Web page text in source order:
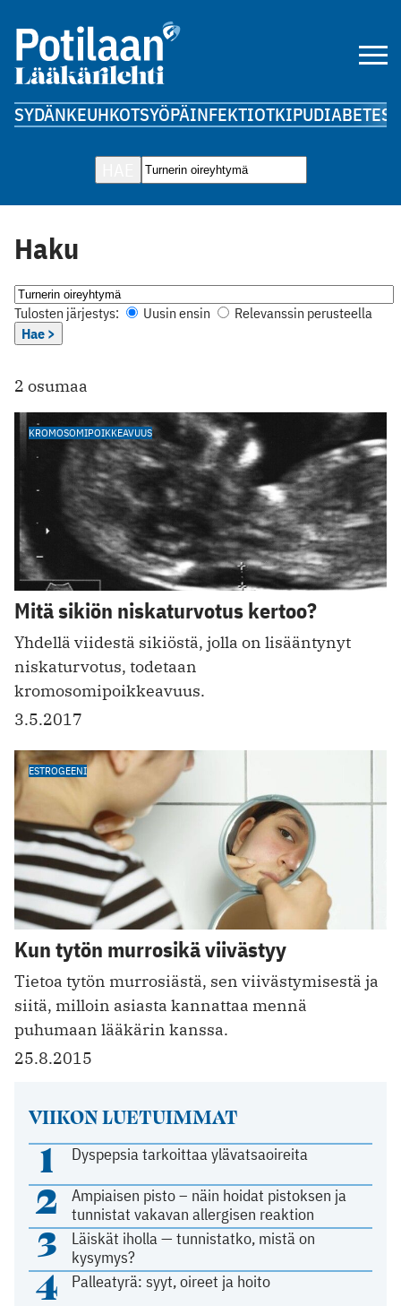
SYDÄNKEUHKOTSYÖPÄINFEKTIOTKIPUDIABETES
Haku
Tulosten järjestys: Uusin ensin
Relevanssin perusteella
Hae >
2 osumaa
KROMOSOMIPOIKKEAVUUS
Mitä sikiön niskaturvotus kertoo?
Yhdellä viidestä sikiöstä, jolla on lisääntynyt
niskaturvotus, todetaan
kromosomipoikkeavuus.
3.5.2017
ESTROGEENI
Kun tytön murrosikä viivästyy
Tietoa tytön murrosiästä, sen viivästymisestä ja
siitä, milloin asiasta kannattaa mennä
puhumaan lääkärin kanssa.
25.8.2015
VIIKON LUETUIMMAT
1 Dyspepsia tarkoittaa ylävatsaoireita
2
Ampiaisen pisto – näin hoidat pistoksen ja
tunnistat vakavan allergisen reaktion
3
Läiskät iholla — tunnistatko, mistä on
kysymys?
4 Palleatyrä: syyt, oireet ja hoito